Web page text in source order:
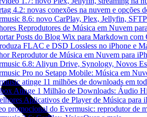
4.2: novas conexões na nuvem e opções
8.6: novo CarPlay, Plex, Jellyfin,
Reprodutores de Música em Nuvem
Posts do Blog Wix para Markdown com
FLAC e DSD Lossless no iPhone e
Reprodutor de Música em Nuvem para
6.8: Aliyun Drive, Synology, Novos
Pro no Setapp Mobile: Música em
atinge 11 milhões de downloads em
Atinge 1 Milhão de Downloads: Áudio
Aplicativos de Player de Música para
promocional do Evermusic: reprodutor de